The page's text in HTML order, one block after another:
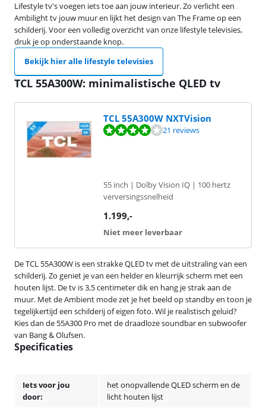
Lifestyle tv's voegen iets toe aan jouw interieur. Zo verlicht een
Ambilight tv jouw muur en lijkt het design van The Frame op een
schilderij. Voor een volledig overzicht van onze lifestyle televisies,
druk je op onderstaande knop.
Bekijk hier alle lifestyle televisies
TCL 55A300W: minimalistische QLED tv
De TCL 55A300W is een strakke QLED tv met de uitstraling van een
schilderij. Zo geniet je van een helder en kleurrijk scherm met een
houten lijst. De tv is 3,5 centimeter dik en hang je strak aan de
muur. Met de Ambient mode zet je het beeld op standby en toon je
tegelijkertijd een schilderij of eigen foto. Wil je realistisch geluid?
Kies dan de 55A300 Pro met de draadloze soundbar en subwoofer
van Bang & Olufsen.
TCL 55A300W NXTVision
Beoordeling is 8,4 van de 10, gebaseerd op 21 reviews.
21 reviews
55 inch | Dolby Vision IQ | 100 hertz
verversingssnelheid
1.199,-
Niet meer leverbaar
Specificaties
Iets voor jou
door:
het onopvallende QLED scherm en de
licht houten lijst